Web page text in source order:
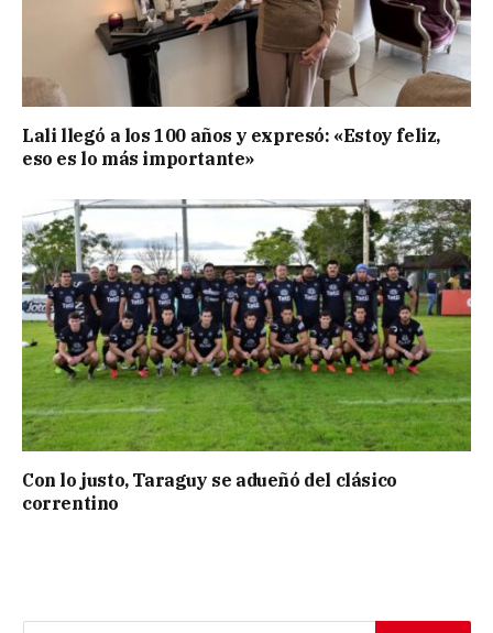
Lali llegó a los 100 años y expresó: «Estoy feliz,
eso es lo más importante»
Con lo justo, Taraguy se adueñó del clásico
correntino